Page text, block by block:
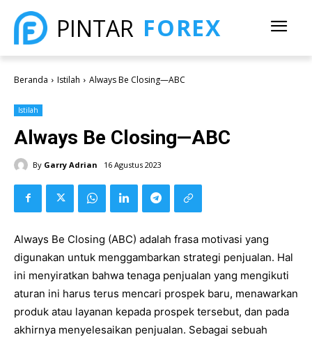
PINTAR FOREX
Beranda Istilah Always Be Closing—ABC
Istilah
Always Be Closing—ABC
By Garry Adrian 16 Agustus 2023
Always Be Closing (ABC) adalah frasa motivasi yang
digunakan untuk menggambarkan strategi penjualan. Hal
ini menyiratkan bahwa tenaga penjualan yang mengikuti
aturan ini harus terus mencari prospek baru, menawarkan
produk atau layanan kepada prospek tersebut, dan pada
akhirnya menyelesaikan penjualan. Sebagai sebuah